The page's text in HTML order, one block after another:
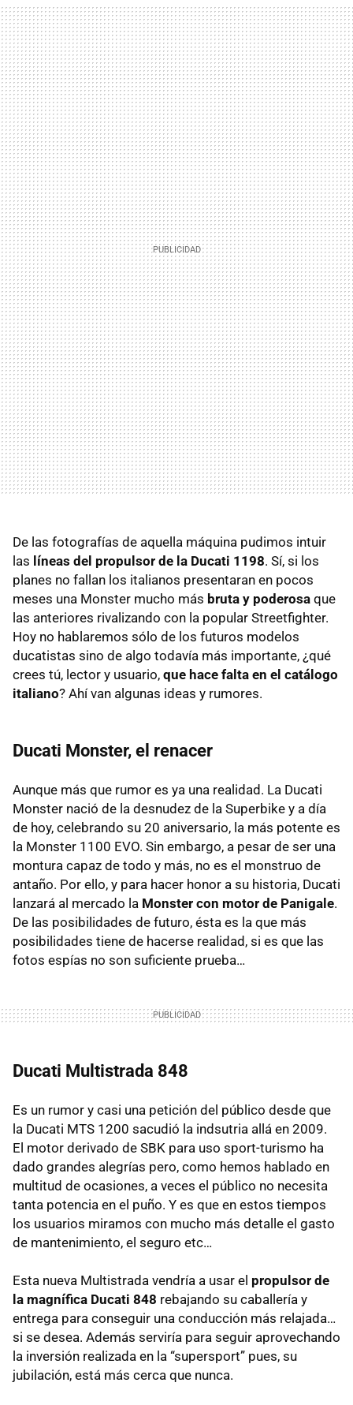
De las fotografías de aquella máquina pudimos intuir
las líneas del propulsor de la Ducati 1198. Sí, si los
planes no fallan los italianos presentaran en pocos
meses una Monster mucho más bruta y poderosa que
las anteriores rivalizando con la popular Streetfighter.
Hoy no hablaremos sólo de los futuros modelos
ducatistas sino de algo todavía más importante, ¿qué
crees tú, lector y usuario, que hace falta en el catálogo
italiano? Ahí van algunas ideas y rumores.
Ducati Monster, el renacer
Aunque más que rumor es ya una realidad. La Ducati
Monster nació de la desnudez de la Superbike y a día
de hoy, celebrando su 20 aniversario, la más potente es
la Monster 1100 EVO. Sin embargo, a pesar de ser una
montura capaz de todo y más, no es el monstruo de
antaño. Por ello, y para hacer honor a su historia, Ducati
lanzará al mercado la Monster con motor de Panigale.
De las posibilidades de futuro, ésta es la que más
posibilidades tiene de hacerse realidad, si es que las
fotos espías no son suficiente prueba…
Ducati Multistrada 848
Es un rumor y casi una petición del público desde que
la Ducati MTS 1200 sacudió la indsutria allá en 2009.
El motor derivado de SBK para uso sport-turismo ha
dado grandes alegrías pero, como hemos hablado en
multitud de ocasiones, a veces el público no necesita
tanta potencia en el puño. Y es que en estos tiempos
los usuarios miramos con mucho más detalle el gasto
de mantenimiento, el seguro etc…
Esta nueva Multistrada vendría a usar el propulsor de
la magnífica Ducati 848 rebajando su caballería y
entrega para conseguir una conducción más relajada…
si se desea. Además serviría para seguir aprovechando
la inversión realizada en la “supersport” pues, su
jubilación, está más cerca que nunca.